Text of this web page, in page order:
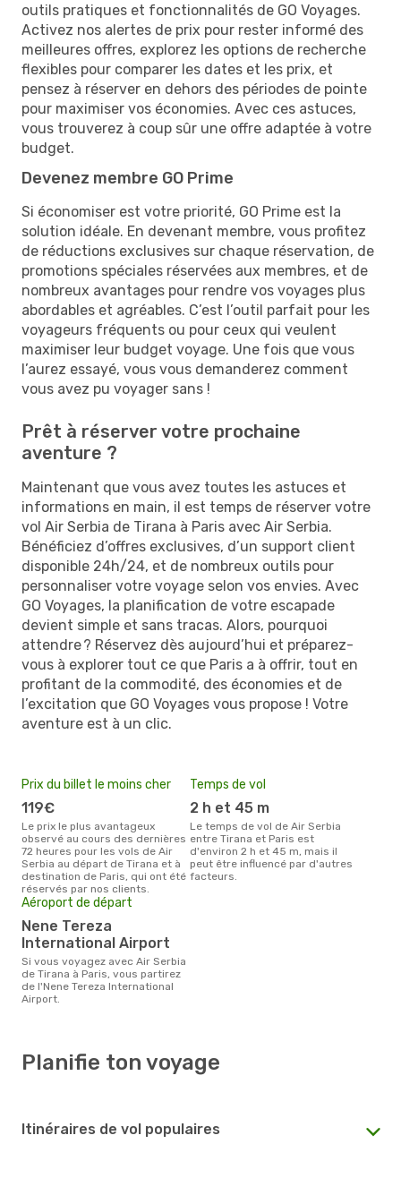
outils pratiques et fonctionnalités de GO Voyages.
Activez nos alertes de prix pour rester informé des
meilleures offres, explorez les options de recherche
flexibles pour comparer les dates et les prix, et
pensez à réserver en dehors des périodes de pointe
pour maximiser vos économies. Avec ces astuces,
vous trouverez à coup sûr une offre adaptée à votre
budget.
Devenez membre GO Prime
Si économiser est votre priorité, GO Prime est la
solution idéale. En devenant membre, vous profitez
de réductions exclusives sur chaque réservation, de
promotions spéciales réservées aux membres, et de
nombreux avantages pour rendre vos voyages plus
abordables et agréables. C’est l’outil parfait pour les
voyageurs fréquents ou pour ceux qui veulent
maximiser leur budget voyage. Une fois que vous
l’aurez essayé, vous vous demanderez comment
vous avez pu voyager sans !
Prêt à réserver votre prochaine
aventure ?
Maintenant que vous avez toutes les astuces et
informations en main, il est temps de réserver votre
vol Air Serbia de Tirana à Paris avec Air Serbia.
Bénéficiez d’offres exclusives, d’un support client
disponible 24h/24, et de nombreux outils pour
personnaliser votre voyage selon vos envies. Avec
GO Voyages, la planification de votre escapade
devient simple et sans tracas. Alors, pourquoi
attendre ? Réservez dès aujourd’hui et préparez-
vous à explorer tout ce que Paris a à offrir, tout en
profitant de la commodité, des économies et de
l’excitation que GO Voyages vous propose ! Votre
aventure est à un clic.
Prix du billet le moins cher
119€
Le prix le plus avantageux
observé au cours des dernières
72 heures pour les vols de Air
Serbia au départ de Tirana et à
destination de Paris, qui ont été
réservés par nos clients.
Temps de vol
2 h et 45 m
Le temps de vol de Air Serbia
entre Tirana et Paris est
d'environ 2 h et 45 m, mais il
peut être influencé par d'autres
facteurs.
Aéroport de départ
Nene Tereza
International Airport
Si vous voyagez avec Air Serbia
de Tirana à Paris, vous partirez
de l'Nene Tereza International
Airport.
Planifie ton voyage
Itinéraires de vol populaires